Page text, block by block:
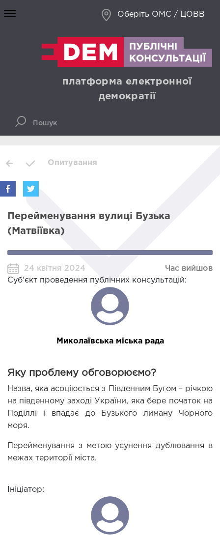
Оберіть ОМС / ЦОВВ
платформа електронної
демократії
Опитування
Перейменування вулиці Бузька
(Матвіївка)
24 квітня 2024
Час вийшов
Суб’єкт проведення публічних консультацій:
Миколаївська міська рада
Яку проблему обговорюємо?
Назва, яка асоціюється з Південним Бугом – річкою
на південному заході України, яка бере початок на
Поділлі і впадає до Бузького лиману Чорного
моря.
Перейменування з метою усунення дублювання в
межах території міста.
Ініціатор: